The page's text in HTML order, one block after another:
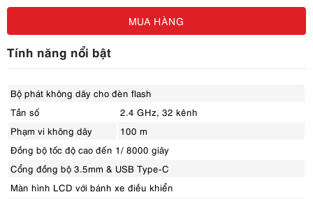
MUA HÀNG
Tính năng nổi bật
Bộ phát không dây cho đèn flash
Tần số
2.4 GHz, 32 kênh
Phạm vi không dây
100 m
Đồng bộ tốc độ cao đến 1/ 8000 giây
Cổng đồng bộ 3.5mm & USB Type-C
Màn hình LCD với bánh xe điều khiển